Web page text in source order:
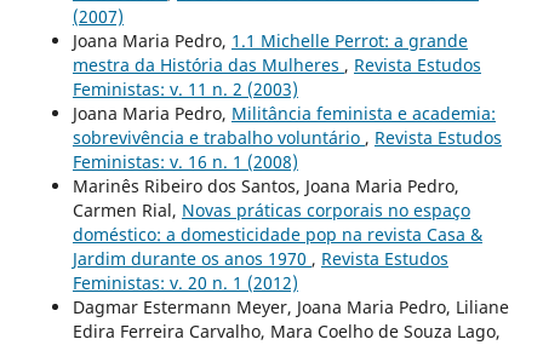
(2007)
Joana Maria Pedro, 1.1 Michelle Perrot: a grande
mestra da História das Mulheres , Revista Estudos
Feministas: v. 11 n. 2 (2003)
Joana Maria Pedro, Militância feminista e academia:
sobrevivência e trabalho voluntário , Revista Estudos
Feministas: v. 16 n. 1 (2008)
Marinês Ribeiro dos Santos, Joana Maria Pedro,
Carmen Rial, Novas práticas corporais no espaço
doméstico: a domesticidade pop na revista Casa &
Jardim durante os anos 1970 , Revista Estudos
Feministas: v. 20 n. 1 (2012)
Dagmar Estermann Meyer, Joana Maria Pedro, Liliane
Edira Ferreira Carvalho, Mara Coelho de Souza Lago,